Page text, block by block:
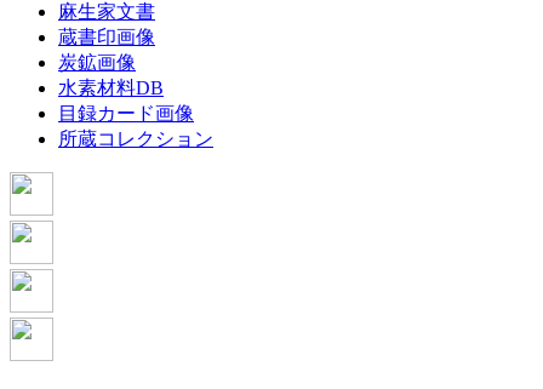
麻生家文書
蔵書印画像
炭鉱画像
水素材料DB
目録カード画像
所蔵コレクション